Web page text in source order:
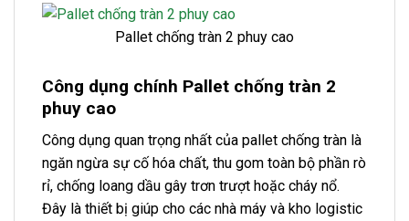
Pallet chống tràn 2 phuy cao
Công dụng chính Pallet chống tràn 2
phuy cao
Công dụng quan trọng nhất của pallet chống tràn là
ngăn ngừa sự cố hóa chất, thu gom toàn bộ phần rò
rỉ, chống loang dầu gây trơn trượt hoặc cháy nổ.
Đây là thiết bị giúp cho các nhà máy và kho logistic